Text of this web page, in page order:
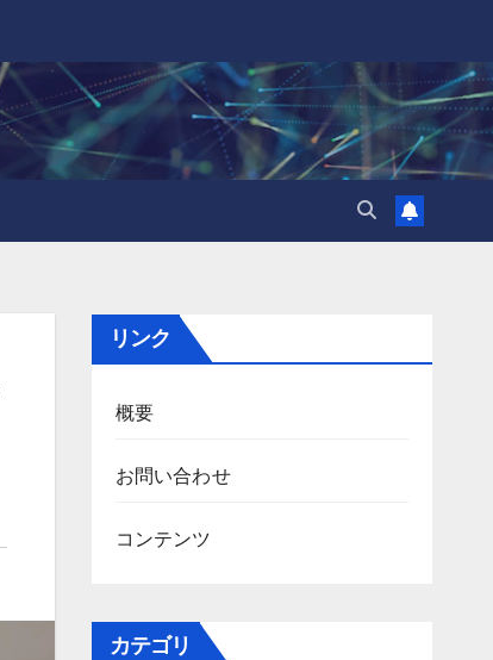
リンク
概要
お問い合わせ
コンテンツ
カテゴリ